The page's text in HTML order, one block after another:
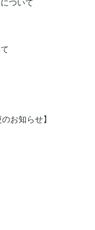
ついて
お知らせ】